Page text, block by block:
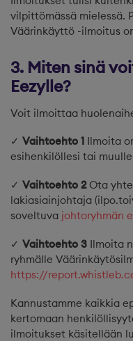
vilpittömässä mielessä.
Väärinkäyttö -ilmoitus
3. Miten sinä
Eezylle?
Voit ilmoittaa
✓ Vaihtoehto 1 Ilmoita
esihenkilöllesi tai
✓ Vaihtoehto 2Ota
lakiasiainjohtaja
soveltuva johtoryhmän
✓ Vaihtoehto 3 Ilmoita
ryhmälle
https://
Kannustamme kaikkia
kertomaan
ilmoitukset käsitellään